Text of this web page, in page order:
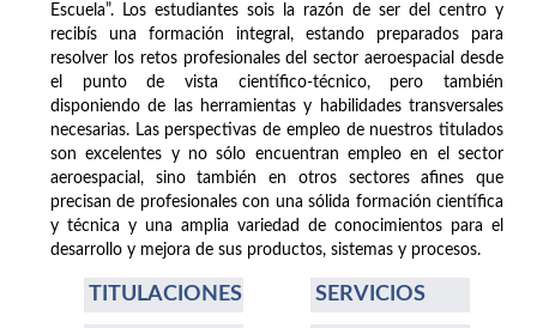
Escuela”. Los estudiantes sois la razón de ser del centro y
recibís una formación integral, estando preparados para
resolver los retos profesionales del sector aeroespacial desde
el punto de vista científico-técnico, pero también
disponiendo de las herramientas y habilidades transversales
necesarias. Las perspectivas de empleo de nuestros titulados
son excelentes y no sólo encuentran empleo en el sector
aeroespacial, sino también en otros sectores afines que
precisan de profesionales con una sólida formación científica
y técnica y una amplia variedad de conocimientos para el
desarrollo y mejora de sus productos, sistemas y procesos.
TITULACIONES SERVICIOS